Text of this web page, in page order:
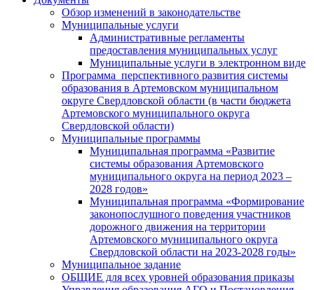
Обзор изменений в законодательстве
Муниципальные услуги
Административные регламенты
предоставления муниципальных услуг
Муниципальные услуги в электронном виде
Программа перспективного развития системы
образования в Артемовском муниципальном
округе Свердловской области (в части бюджета
Артемовского муниципального округа
Свердловской области)
Муниципальные программы
Муниципальная программа «Развитие
системы образования Артемовского
муниципального округа на период 2023 –
2028 годов»
Муниципальная программа «Формирование
законопослушного поведения участников
дорожного движения на территории
Артемовского муниципального округа
Свердловской области на 2023-2028 годы»
Муниципальное задание
ОБЩИЕ для всех уровней образования приказы